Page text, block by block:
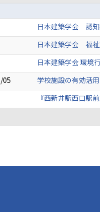
日本建築学会 認知
日本建築学会 福祉
日本建築学会 環境
05
学校施設の有効活
『西新井駅西口駅